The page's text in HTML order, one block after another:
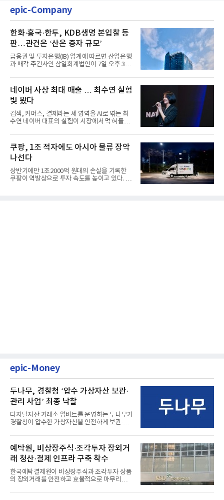
epic-Company
한화·흥국·한투, KDB생명 본입찰 등
판…관건은 ‘산은 증자 규모’
금융권 및 투자은행(IB) 업계에 따르면 산업은행
과 매각 주간사인 삼일회계법인이 7일 오후 3시
네이버 사상 최대 매출 … 최수연 실험
빛 봤다
검색, 커머스, 결제라는 세 영역을 AI로 엮는 최
수연 네이버 대표의 실험이 시장에서 먹혀 들어
쿠팡, 1조 적자에도 아시아 물류 장악
나선다
상반기에만 1조2000억 원대의 손실을 기록한
쿠팡이 역발상으로 투자 속도를 높이고 있다. 이
epic-Money
두나무, 경찰청 ‘압수 가상자산 보관·
관리 사업’ 최종 낙찰
디지털자산 거래소 업비트를 운영하는 두나무가
경찰청이 압수한 가상자산을 안전하게 보관·관
예탁원, 비상장주식·조각투자 장외거
래 청산·결제 인프라 구축 착수
한국예탁결제원이 비상장주식과 조각투자 상품
의 장외거래를 안전하고 효율적으로 마무리하기